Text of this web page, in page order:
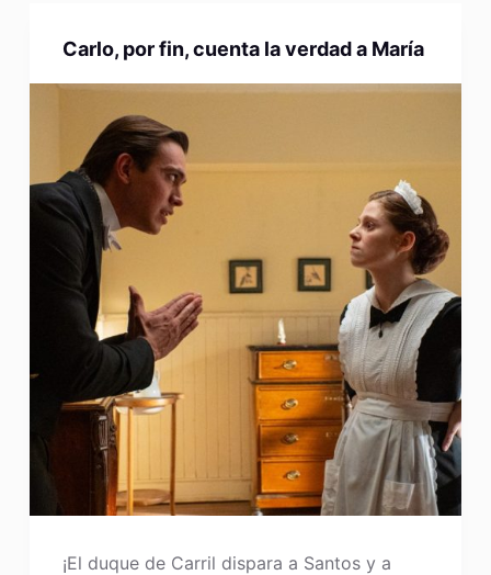
Carlo, por fin, cuenta la verdad a María
¡El duque de Carril dispara a Santos y a